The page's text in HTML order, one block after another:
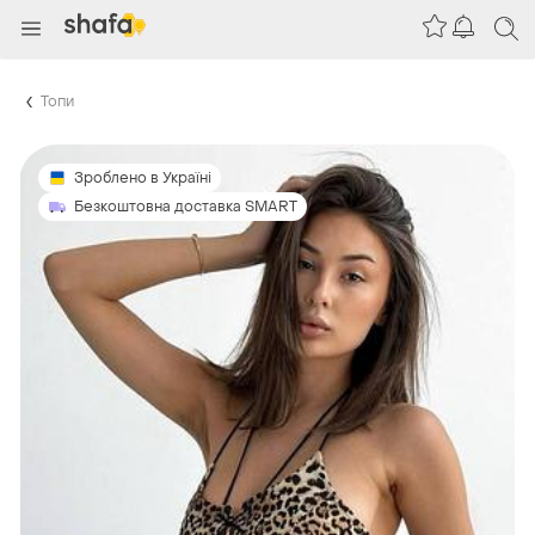
Топи
Зроблено в Україні
Безкоштовна доставка SMART